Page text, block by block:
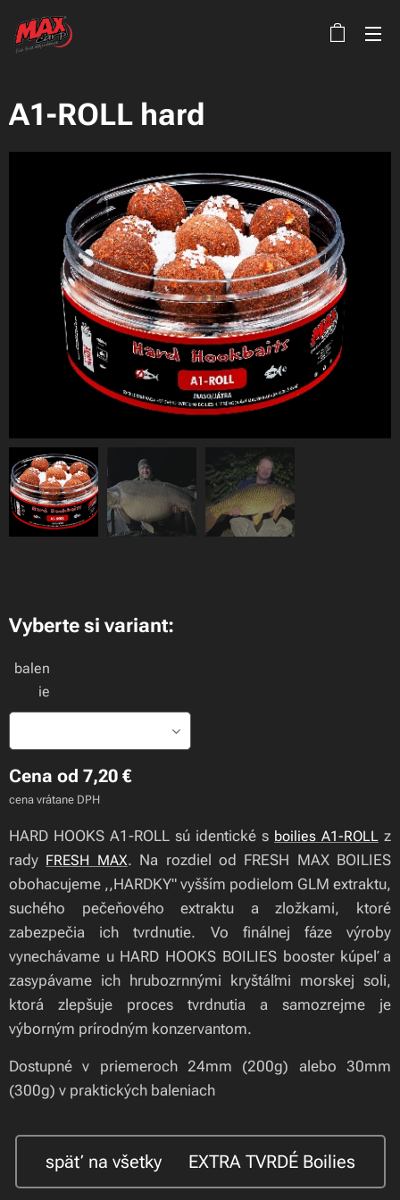
A1-ROLL hard
2x 24mm A1 ROLL hard
1x 24mm A1 Roll hard + 16mm PopUp A1 Roll
Vyberte si variant:
balen
ie
Cena od 7,20 €
cena vrátane DPH
HARD HOOKS A1-ROLL sú identické s boilies A1-ROLL z
rady FRESH MAX. Na rozdiel od FRESH MAX BOILIES
obohacujeme ,,HARDKY" vyšším podielom GLM extraktu,
suchého pečeňového extraktu a zložkami, ktoré
zabezpečia ich tvrdnutie. Vo finálnej fáze výroby
vynechávame u HARD HOOKS BOILIES booster kúpeľ a
zasypávame ich hrubozrnnými kryštáľmi morskej soli,
ktorá zlepšuje proces tvrdnutia a samozrejme je
výborným prírodným konzervantom.
Dostupné v priemeroch 24mm (200g) alebo 30mm
(300g) v praktických baleniach
späť na všetky 🍃EXTRA TVRDÉ Boilies